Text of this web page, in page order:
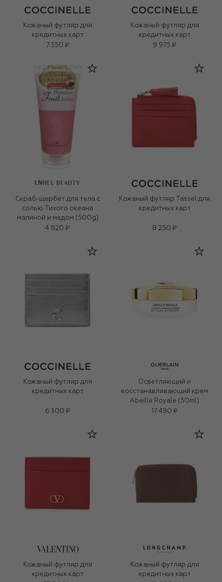
Кожаный футляр для
кредитных карт
7 350 ₽
Кожаный футляр для
кредитных карт
9 975 ₽
ENHEL BEAUTY
Скраб-щербет для тела с
солью Тихого океана
малиной и медом (500g)
4 920 ₽
Кожаный футляр Tassel для
кредитных карт
8 250 ₽
Кожаный футляр для
кредитных карт
6 300 ₽
Осветляющий и
восстанавливающий крем
Abeille Royale (50ml)
17 490 ₽
Кожаный футляр для
кредитных карт
Кожаный футляр для
кредитных карт